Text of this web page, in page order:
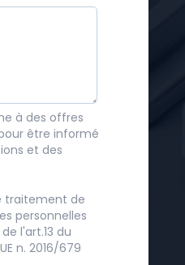
à des offres
être informé
et des
traitement de
personnelles
l'art.13 du
n. 2016/679